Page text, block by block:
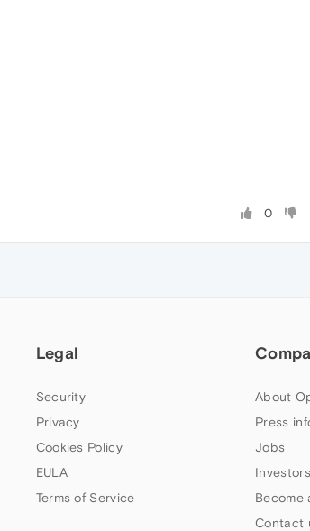
0
Legal
Security
Privacy
Cookies Policy
EULA
Terms of Service
About
Press
Jobs
Investors
Become
Contact